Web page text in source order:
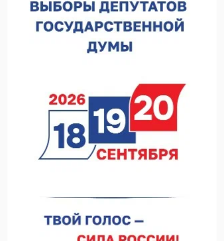
В Нижнем Новгороде открыли фестиваль «Семья
Нижегородская»
Видели ночь, бежали всю ночь... На Нижневолжской
набережной прошел необычный забег
06.08.2026 15:25
Они закрыли наш гештальт
06.08.2026 15:05